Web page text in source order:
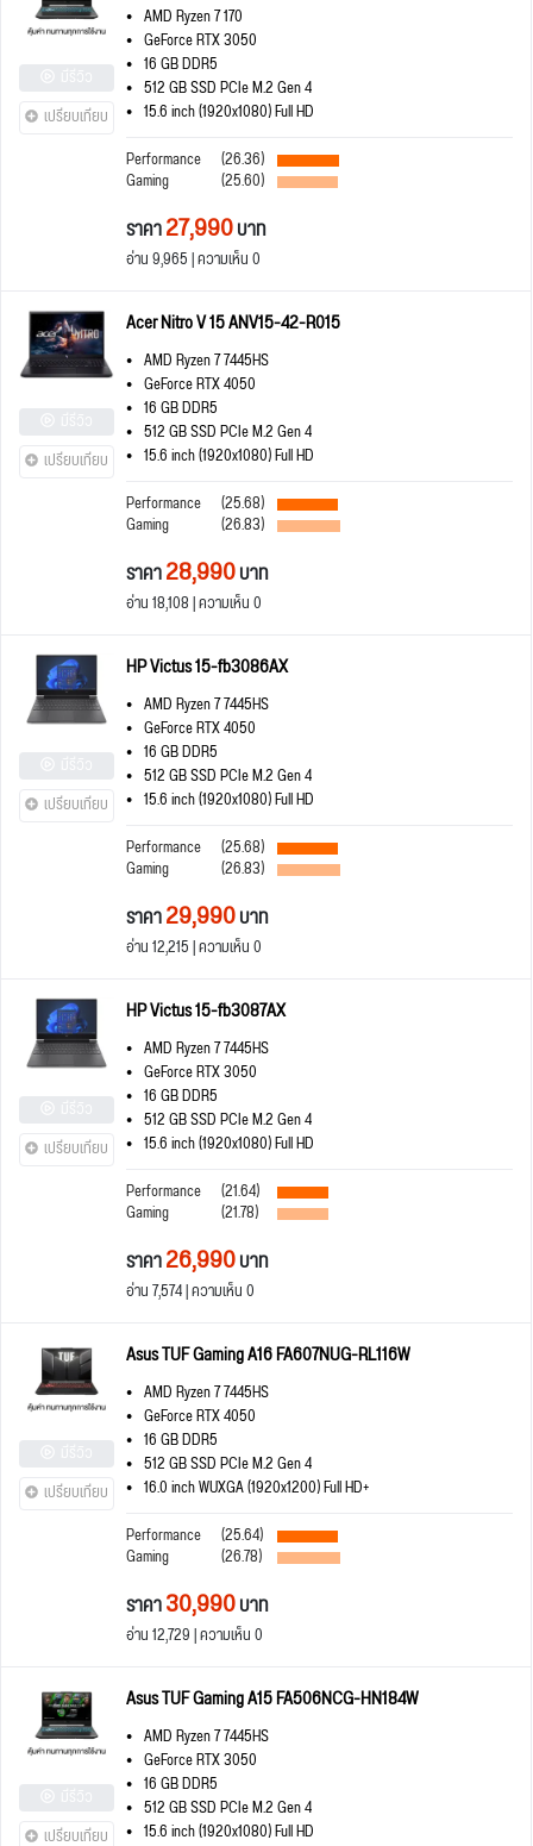
เปรียบเทียบ
AMD Ryzen 7 170
GeForce RTX 3050
16 GB DDR5
512 GB SSD PCIe M.2 Gen 4
15.6 inch (1920x1080) Full HD
Performance
(26.36)
Gaming (25.60)
ราคา27,990บาท
อ่าน 9,965 | ความเห็น 0
เปรียบเทียบ
Acer Nitro V 15 ANV15-42-R015
AMD Ryzen 7 7445HS
GeForce RTX 4050
16 GB DDR5
512 GB SSD PCIe M.2 Gen 4
15.6 inch (1920x1080) Full HD
Performance
(25.68)
Gaming (26.83)
ราคา28,990บาท
อ่าน 18,108 | ความเห็น 0
เปรียบเทียบ
HP Victus 15-fb3086AX
AMD Ryzen 7 7445HS
GeForce RTX 4050
16 GB DDR5
512 GB SSD PCIe M.2 Gen 4
15.6 inch (1920x1080) Full HD
Performance
(25.68)
Gaming (26.83)
ราคา29,990บาท
อ่าน 12,215 | ความเห็น 0
เปรียบเทียบ
HP Victus 15-fb3087AX
AMD Ryzen 7 7445HS
GeForce RTX 3050
16 GB DDR5
512 GB SSD PCIe M.2 Gen 4
15.6 inch (1920x1080) Full HD
Performance
(21.64)
Gaming (21.78)
ราคา26,990บาท
อ่าน 7,574 | ความเห็น 0
เปรียบเทียบ
Asus TUF Gaming A16 FA607NUG-RL116W
AMD Ryzen 7 7445HS
GeForce RTX 4050
16 GB DDR5
512 GB SSD PCIe M.2 Gen 4
16.0 inch WUXGA (1920x1200) Full HD+
Performance
(25.64)
Gaming (26.78)
ราคา30,990บาท
อ่าน 12,729 | ความเห็น 0
เปรียบเทียบ
Asus TUF Gaming A15 FA506NCG-HN184W
AMD Ryzen 7 7445HS
GeForce RTX 3050
16 GB DDR5
512 GB SSD PCIe M.2 Gen 4
15.6 inch (1920x1080) Full HD